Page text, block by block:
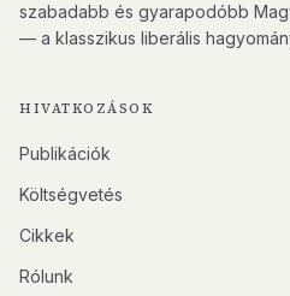
szabadabb és gyarapodóbb
— a klasszikus liberális
HIVATKOZÁSOK
Publikációk
Költségvetés
Cikkek
Rólunk